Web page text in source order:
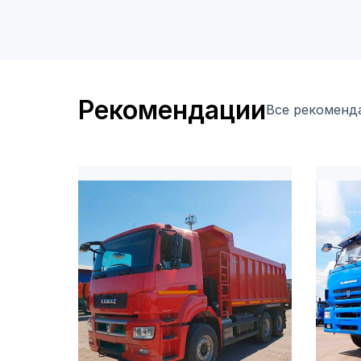
РекомендацииВсе